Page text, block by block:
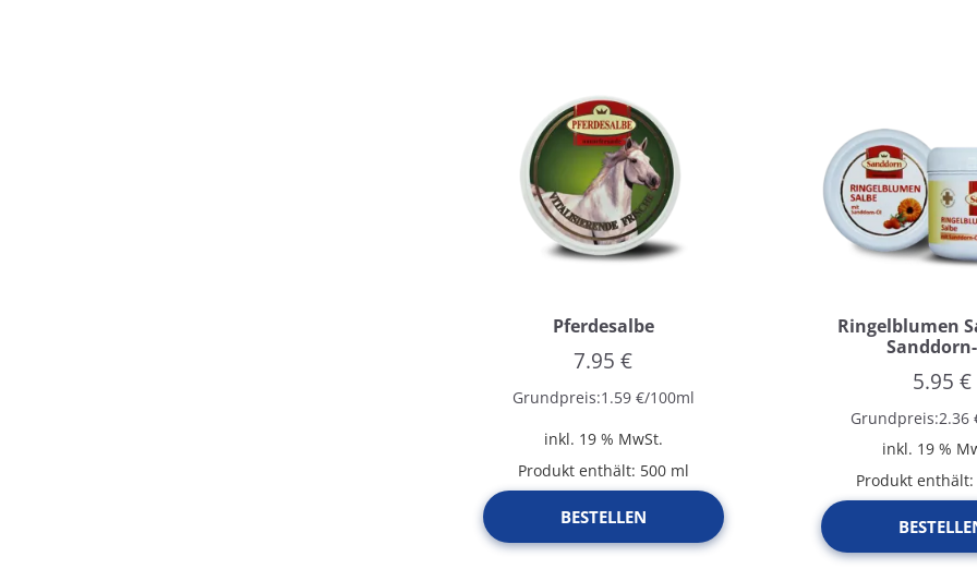
Pferdesalbe
7.95€
Grundpreis:1.59 €/100ml
inkl. 19 % MwSt.
Produkt enthält: 500 ml
BESTELLEN
Ringelblumen
5.95 €
Grundpreis:2.36
inkl. 19 %
Produkt